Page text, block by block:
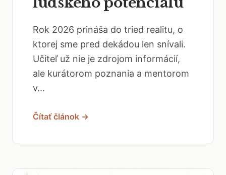
Rok 2026 prináša do tried realitu, o
ktorej sme pred dekádou len snívali.
Učiteľ už nie je zdrojom informácií,
ale kurátorom poznania a mentorom
v...
Čítať článok →